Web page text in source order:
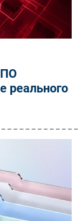
реального